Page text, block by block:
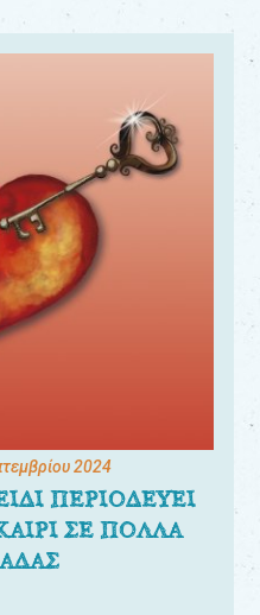
2024
ΠΕΡΙΟΔΕΥΕΙ
ΣΕ ΠΟΛΛΑ